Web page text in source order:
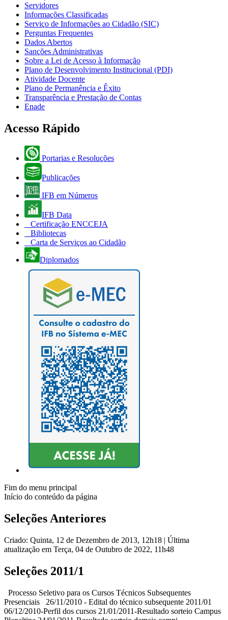
Servidores
Informações Classificadas
Serviço de Informações ao Cidadão (SIC)
Perguntas Frequentes
Dados Abertos
Sanções Administrativas
Sobre a Lei de Acesso à Informação
Plano de Desenvolvimento Institucional (PDI)
Atividade Docente
Plano de Permanência e Êxito
Transparência e Prestação de Contas
Enade
Acesso Rápido
Portarias e Resoluções
Publicações
IFB em Números
IFB Data
Certificação ENCCEJA
Bibliotecas
Carta de Serviços ao Cidadão
Diplomados
Fim do menu principal
Início do conteúdo da página
Seleções Anteriores
Criado: Quinta, 12 de Dezembro de 2013, 12h18 | Última
atualização em Terça, 04 de Outubro de 2022, 11h48
Seleções 2011/1
Processo Seletivo para os Cursos Técnicos Subsequentes
Presenciais 26/11/2010 - Edital do técnico subsequente 2011/01
06/12/2010-Perfil dos cursos 21/01/2011-Resultado sorteio Campus